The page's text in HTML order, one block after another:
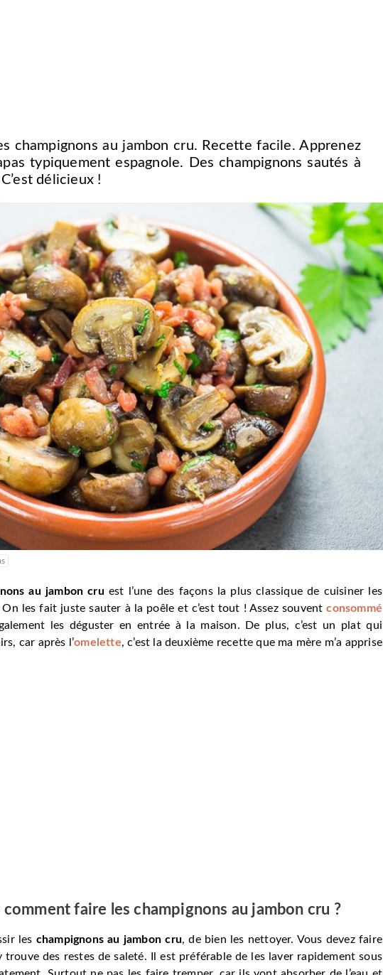
champignons au jambon cru. Recette facile. Apprenez
typiquement espagnole. Des champignons sautés à
délicieux !
au jambon cru est l’une des façons la plus classique de cuisiner les
On les fait juste sauter à la poêle et c’est tout ! Assez souventconsommé
les déguster en entrée à la maison. De plus, c’est un plat qui
car après l’omelette, c’est la deuxième recette que ma mère m’a apprise
faire les champignons au jambon cru ?
les champignons au jambon cru, de bien les nettoyer. Vous devez faire
des restes de saleté. Il est préférable de les laver rapidement sous